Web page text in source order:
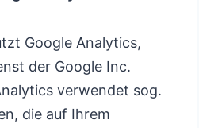
Google Analytics,
der Google Inc.
verwendet sog.
die auf Ihrem